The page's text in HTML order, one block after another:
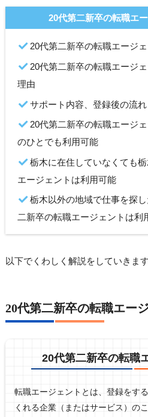
20代第二新卒の転職エ
20代第二新卒の転職エージ
20代第二新卒の転職エージ
理由
サポート内容、登録後の流れ
20代第二新卒の転職エージ
のひとでも利用可能
栃木に在住していなくても
エージェントは利用可能
栃木以外の地域で仕事を探
二新卒の転職エージェントは利
以下でくわしく解説をしていきます
20代第二新卒の転職エー
20代第二新卒の転職
転職エージェントとは、登録をす
くれる企業（またはサービス）の